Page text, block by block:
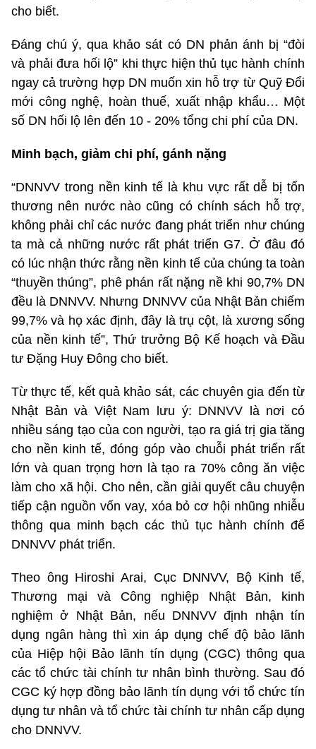
cho biết.
Đáng chú ý, qua khảo sát có DN phản ánh bị “đòi
và phải đưa hối lộ” khi thực hiện thủ tục hành chính
ngay cả trường hợp DN muốn xin hỗ trợ từ Quỹ Đổi
mới công nghệ, hoàn thuế, xuất nhập khẩu… Một
số DN hối lộ lên đến 10 - 20% tổng chi phí của DN.
Minh bạch, giảm chi phí, gánh nặng
“DNNVV trong nền kinh tế là khu vực rất dễ bị tổn
thương nên nước nào cũng có chính sách hỗ trợ,
không phải chỉ các nước đang phát triển như chúng
ta mà cả những nước rất phát triển G7. Ở đâu đó
có lúc nhận thức rằng nền kinh tế của chúng ta toàn
“thuyền thúng”, phê phán rất nặng nề khi 90,7% DN
đều là DNNVV. Nhưng DNNVV của Nhật Bản chiếm
99,7% và họ xác định, đây là trụ cột, là xương sống
của nền kinh tế”, Thứ trưởng Bộ Kế hoạch và Đầu
tư Đặng Huy Đông cho biết.
Từ thực tế, kết quả khảo sát, các chuyên gia đến từ
Nhật Bản và Việt Nam lưu ý: DNNVV là nơi có
nhiều sáng tạo của con người, tạo ra giá trị gia tăng
cho nền kinh tế, đóng góp vào chuỗi phát triển rất
lớn và quan trọng hơn là tạo ra 70% công ăn việc
làm cho xã hội. Cho nên, cần giải quyết câu chuyện
tiếp cận nguồn vốn vay, xóa bỏ cơ hội nhũng nhiễu
thông qua minh bạch các thủ tục hành chính để
DNNVV phát triển.
Theo ông Hiroshi Arai, Cục DNNVV, Bộ Kinh tế,
Thương mại và Công nghiệp Nhật Bản, kinh
nghiệm ở Nhật Bản, nếu DNNVV định nhận tín
dụng ngân hàng thì xin áp dụng chế độ bảo lãnh
của Hiệp hội Bảo lãnh tín dụng (CGC) thông qua
các tổ chức tài chính tư nhân bình thường. Sau đó
CGC ký hợp đồng bảo lãnh tín dụng với tổ chức tín
dụng tư nhân và tổ chức tài chính tư nhân cấp dụng
cho DNNVV.